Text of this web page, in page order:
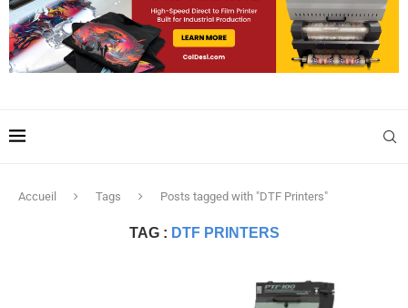
Accueil Tags Posts tagged with "DTF Printers"
TAG : DTF PRINTERS